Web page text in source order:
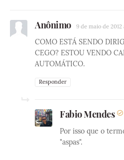
Anônimo 9 de maio de 2012
COMO ESTÁ SENDO
CEGO? ESTOU VENDO
AUTOMÁTICO.
Responder
Fabio Mendes
Por isso que o
"aspas".